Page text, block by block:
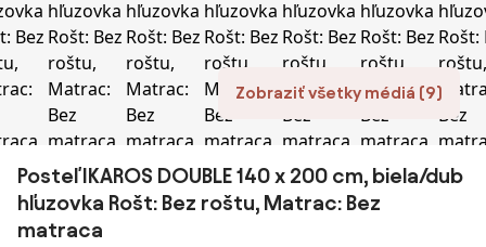
Zobraziť všetky médiá (9)
Posteľ IKAROS DOUBLE 140 x 200 cm, biela/dub
hľuzovka Rošt: Bez roštu, Matrac: Bez
matraca